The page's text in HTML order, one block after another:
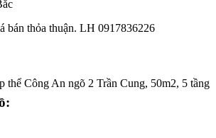
bán thỏa thuận. LH 0917836226